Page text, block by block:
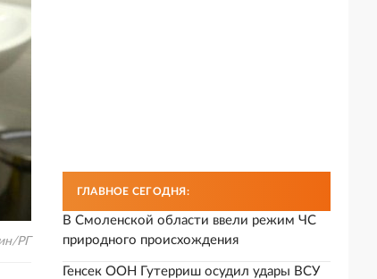
РГ
ГЛАВНОЕ СЕГОДНЯ:
В Смоленской области ввели режим ЧС
природного происхождения
Генсек ООН Гутерриш осудил удары ВСУ